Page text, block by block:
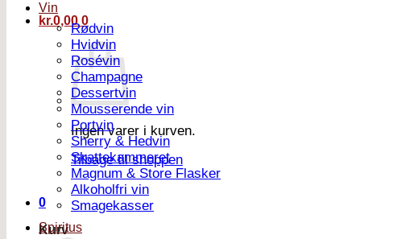
kr.0,00 0
Ingen varer i kurven.
Tilbage til shoppen
0
Kurv
Vin
Rødvin
Hvidvin
Rosévin
Champagne
Dessertvin
Mousserende vin
Portvin
Sherry & Hedvin
Skattekammeret
Magnum & Store Flasker
Alkoholfri vin
Smagekasser
Spiritus